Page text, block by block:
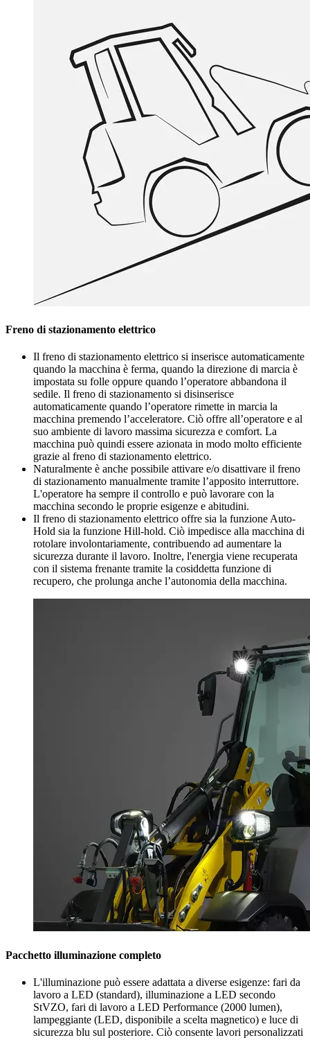
Freno di stazionamento elettrico
Il freno di stazionamento elettrico si inserisce automaticamente
quando la macchina è ferma, quando la direzione di marcia è
impostata su folle oppure quando l’operatore abbandona il
sedile. Il freno di stazionamento si disinserisce
automaticamente quando l’operatore rimette in marcia la
macchina premendo l’acceleratore. Ciò offre all’operatore e al
suo ambiente di lavoro massima sicurezza e comfort. La
macchina può quindi essere azionata in modo molto efficiente
grazie al freno di stazionamento elettrico.
Naturalmente è anche possibile attivare e/o disattivare il freno
di stazionamento manualmente tramite l’apposito interruttore.
L'operatore ha sempre il controllo e può lavorare con la
macchina secondo le proprie esigenze e abitudini.
Il freno di stazionamento elettrico offre sia la funzione Auto-
Hold sia la funzione Hill-hold. Ciò impedisce alla macchina di
rotolare involontariamente, contribuendo ad aumentare la
sicurezza durante il lavoro. Inoltre, l'energia viene recuperata
con il sistema frenante tramite la cosiddetta funzione di
recupero, che prolunga anche l’autonomia della macchina.
Pacchetto illuminazione completo
L'illuminazione può essere adattata a diverse esigenze: fari da
lavoro a LED (standard), illuminazione a LED secondo
StVZO, fari di lavoro a LED Performance (2000 lumen),
lampeggiante (LED, disponibile a scelta magnetico) e luce di
sicurezza blu sul posteriore. Ciò consente lavori personalizzati